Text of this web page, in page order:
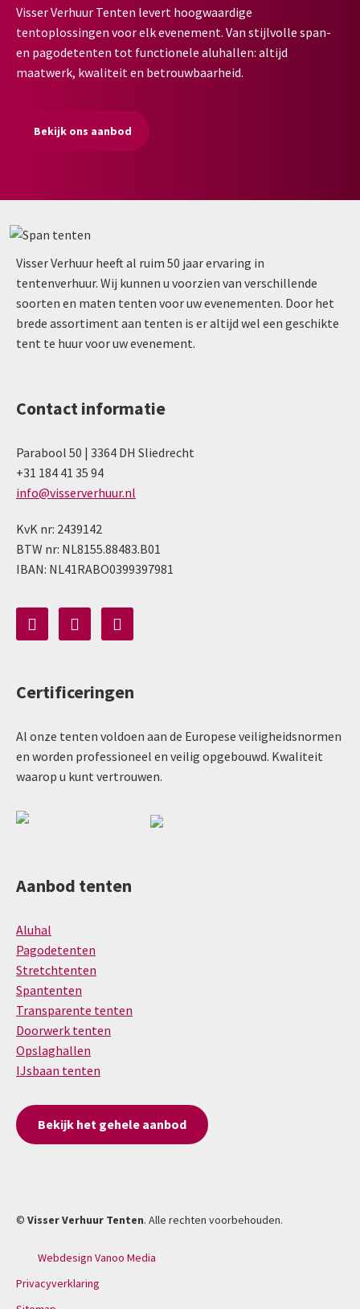
Visser Verhuur Tenten levert hoogwaardige
tentoplossingen voor elk evenement. Van stijlvolle span-
en pagodetenten tot functionele aluhallen: altijd
maatwerk, kwaliteit en betrouwbaarheid.
Bekijk ons aanbod
Visser Verhuur heeft al ruim 50 jaar ervaring in
tentenverhuur. Wij kunnen u voorzien van verschillende
soorten en maten tenten voor uw evenementen. Door het
brede assortiment aan tenten is er altijd wel een geschikte
tent te huur voor uw evenement.
Contact informatie
Parabool 50 | 3364 DH Sliedrecht
+31 184 41 35 94
info@visserverhuur.nl
KvK nr: 2439142
BTW nr: NL8155.88483.B01
IBAN: NL41RABO0399397981
Certificeringen
Al onze tenten voldoen aan de Europese veiligheidsnormen
en worden professioneel en veilig opgebouwd. Kwaliteit
waarop u kunt vertrouwen.
Aanbod tenten
Aluhal
Pagodetenten
Stretchtenten
Spantenten
Transparente tenten
Doorwerk tenten
Opslaghallen
IJsbaan tenten
Bekijk het gehele aanbod
© Visser Verhuur Tenten. Alle rechten voorbehouden.
Webdesign Vanoo Media
Privacyverklaring